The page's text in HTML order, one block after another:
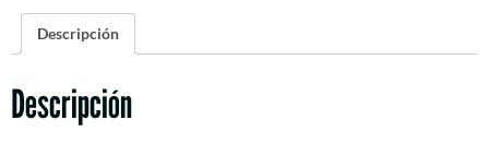
Descripción
Descripción